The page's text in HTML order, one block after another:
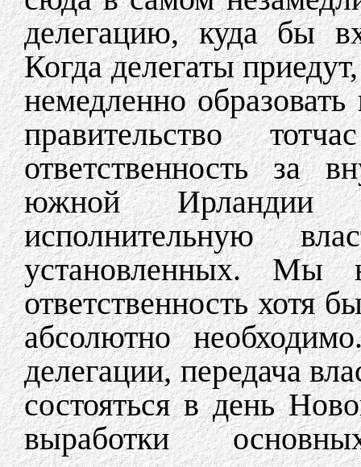
делегацию, куда бы
Когда делегаты
немедленно
правительство
ответственность за
южной Ирландии
исполнительную
установленных.
ответственность хотя
абсолютно
делегации, передача
состояться в день
выработки